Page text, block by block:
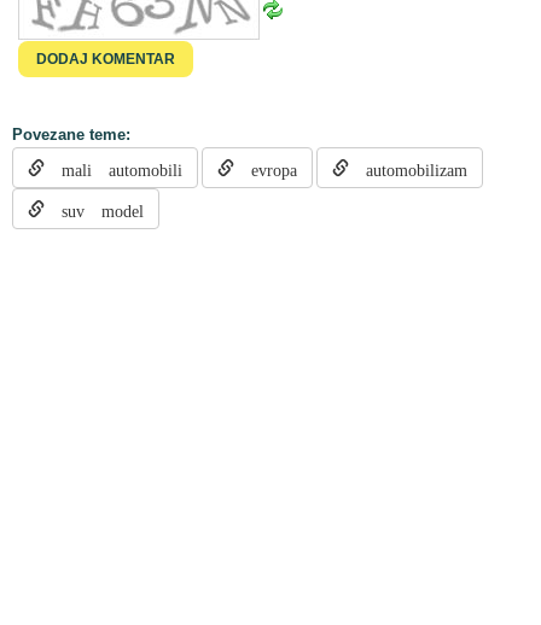
Povezane teme:
mali automobili evropa automobilizam
suv model